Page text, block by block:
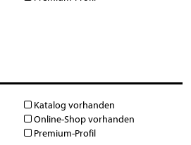
Katalog vorhanden
Online-Shop vorhanden
Premium-Profil